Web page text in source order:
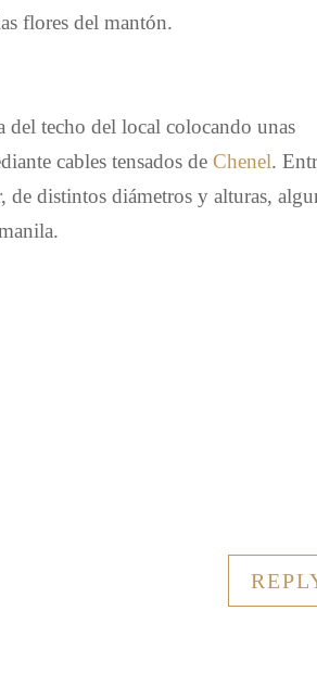
flores del mantón.
del techo del local colocando unas
cables tensados deChenel.
de distintos diámetros y alturas,